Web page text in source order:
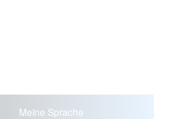
Meine Sprache